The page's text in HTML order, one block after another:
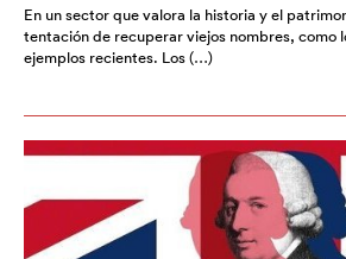
En un sector que valora la historia y el
tentación de recuperar viejos nombres, como
ejemplos recientes. Los (…)